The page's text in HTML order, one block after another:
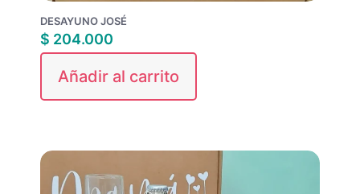
DESAYUNO JOSÉ
$ 204.000
Añadir al carrito